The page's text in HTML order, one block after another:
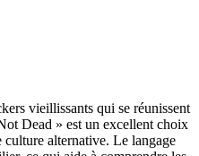
vieillissants qui se réunissent
Dead » est un excellent choix
culture alternative. Le langage